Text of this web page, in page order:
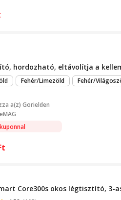
hordozható, eltávolítja a
Fehér/Limezöld
Fehér/
a(z) Gorielden
Core300s okos légtisztító, 3-